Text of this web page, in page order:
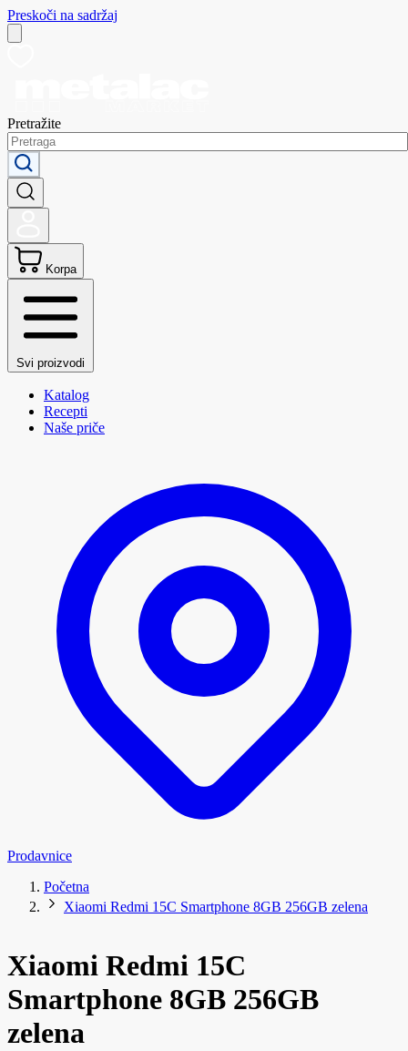
Preskoči na sadržaj
Pretražite
Korpa
Svi proizvodi
Katalog
Recepti
Naše priče
Prodavnice
Početna
Xiaomi Redmi 15C Smartphone 8GB 256GB zelena
Xiaomi Redmi 15C
Smartphone 8GB 256GB
zelena